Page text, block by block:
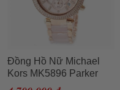
Đồng Hồ Nữ Michael
Kors MK5896 Parker
Blush Dial Ladies Watch